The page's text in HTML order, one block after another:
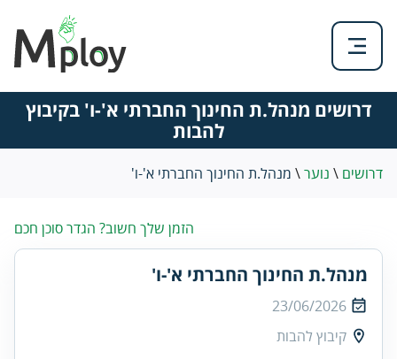
דרושים מנהל.ת החינוך החברתי א'-ו' בקיבוץ
להבות
דרושים \ נוער\ מנהל.ת החינוך החברתי א'-ו'
הזמן שלך חשוב? הגדר סוכן חכם
מנהל.ת החינוך החברתי א'-ו'
23/06/2026
קיבוץ להבות